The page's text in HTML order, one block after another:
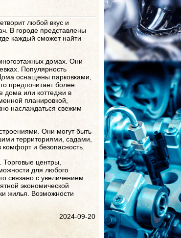
любой вкус и
В городе представлены
каждый сможет найти
домах. Они
Популярность
оснащены парковками,
предпочитает более
дома или коттеджи в
планировкой,
наслаждаться свежим
Они могут быть
территориями, садами,
и безопасность.
центры,
для любого
связано с увеличением
экономической
жилья. Возможности
2024-09-20